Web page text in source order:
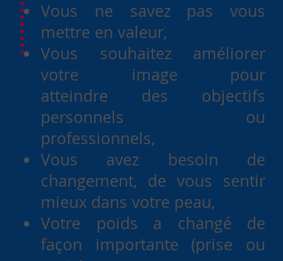
Vous ne savez pas vous
mettre en valeur,
Vous souhaitez améliorer
votre image pour
atteindre des objectifs
personnels ou
professionnels,
Vous avez besoin de
changement, de vous sentir
mieux dans votre peau,
Votre poids a changé de
façon importante (prise ou